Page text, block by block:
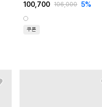
100,700 106,000 5%
쿠폰